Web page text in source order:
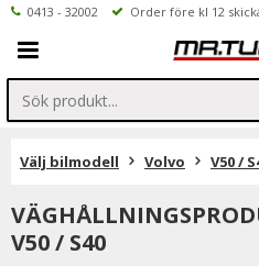
0413 - 32002 Order före kl 12
Välj bilmodell Volvo V50 /
V50 / S40